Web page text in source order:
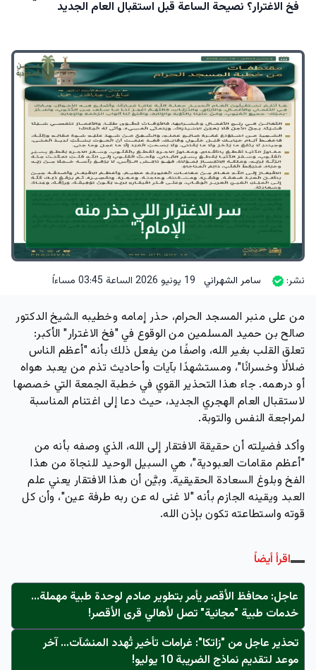
فخ الاغترار؟ نصيحة الساعة قبل استقبال العام الجديد
نشر: سامر الشهراني 19 يونيو 2026 الساعة 03:45 مساءاً
من على منبر المسجد الحرام، حذر إمامه وخطيبه الشيخ الدكتور
صالح بن حميد المسلمين من الوقوع في "فخ الاغترار" الأكبر:
تعلق القلب بغير الله، واصفًا من يفعل ذلك بأنه "أعظم الناس
ضلالًا وخسرانًا"، ومستشهدًا بآيات وأحاديث تذم من يعبد هواه
أو درهمه. جاء هذا التحذير القوي في خطبة الجمعة التي خصصها
لاستقبال العام الهجري الجديد، حيث دعا إلى اغتنام المناسبة
لمراجعة النفس والتوبة.
وأكد فضيلته أن حقيقة الافتقار إلى الله، الذي وصفه بأنه من
"أعظم مقامات العبودية"، هي السبيل الوحيد للنجاة من هذا
الفخ وبلوغ السعادة الحقيقية. وبيَّن أن هذا الافتقار يعني علم
العبد ويقينه الجازم بأنه "لا غنى له عن ربه طرفة عين"، وأن كل
قوته واستطاعته تكون بإذن الله.
اقرأ أيضاً
عاجل: محافظ الأقصر يأمر بتطوير صادم لوحدة طبية مهملة...
خدمات طبية "مجانية" تصل لأهالي قرى الأقصر!
تحذير عاجل من "زاتكا": غرامات تأخير تُهدد المنشآت… آخر
موعد لتقديم نماذج الضريبة 10 يوليو!